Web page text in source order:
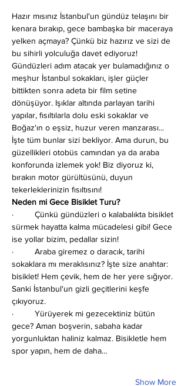
Hazır mısınız İstanbul'un gündüz telaşını bir
kenara bırakıp, gece bambaşka bir maceraya
yelken açmaya? Çünkü biz hazırız ve sizi de
bu sihirli yolculuğa davet ediyoruz!
Gündüzleri adım atacak yer bulamadığınız o
meşhur İstanbul sokakları, işler güçler
bittikten sonra adeta bir film setine
dönüşüyor. Işıklar altında parlayan tarihi
yapılar, fısıltılarla dolu eski sokaklar ve
Boğaz'ın o eşsiz, huzur veren manzarası...
İşte tüm bunlar sizi bekliyor. Ama durun, bu
güzellikleri otobüs camından ya da araba
konforunda izlemek yok! Biz diyoruz ki,
bırakın motor gürültüsünü, duyun
tekerleklerinizin fısıltısını!
Neden mi Gece Bisiklet Turu?
·         Çünkü gündüzleri o kalabalıkta bisiklet
sürmek hayatta kalma mücadelesi gibi! Gece
ise yollar bizim, pedallar sizin!
·         Araba giremez o daracık, tarihi
sokaklara mı meraklısınız? İşte size anahtar:
bisiklet! Hem çevik, hem de her yere sığıyor.
Sanki İstanbul'un gizli geçitlerini keşfe
çıkıyoruz.
·         Yürüyerek mi gezecektiniz bütün
gece? Aman boşverin, sabaha kadar
yorgunluktan haliniz kalmaz. Bisikletle hem
spor yapın, hem de daha…
Show More